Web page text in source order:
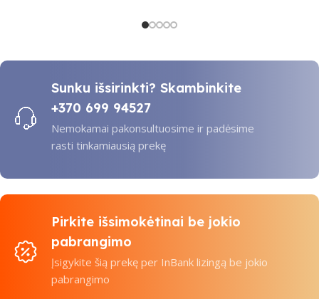
Sunku išsirinkti? Skambinkite
+370 699 94527
Nemokamai pakonsultuosime ir padėsime
rasti tinkamiausią prekę
Pirkite išsimokėtinai be jokio
pabrangimo
Įsigykite šią prekę per InBank lizingą be jokio
pabrangimo